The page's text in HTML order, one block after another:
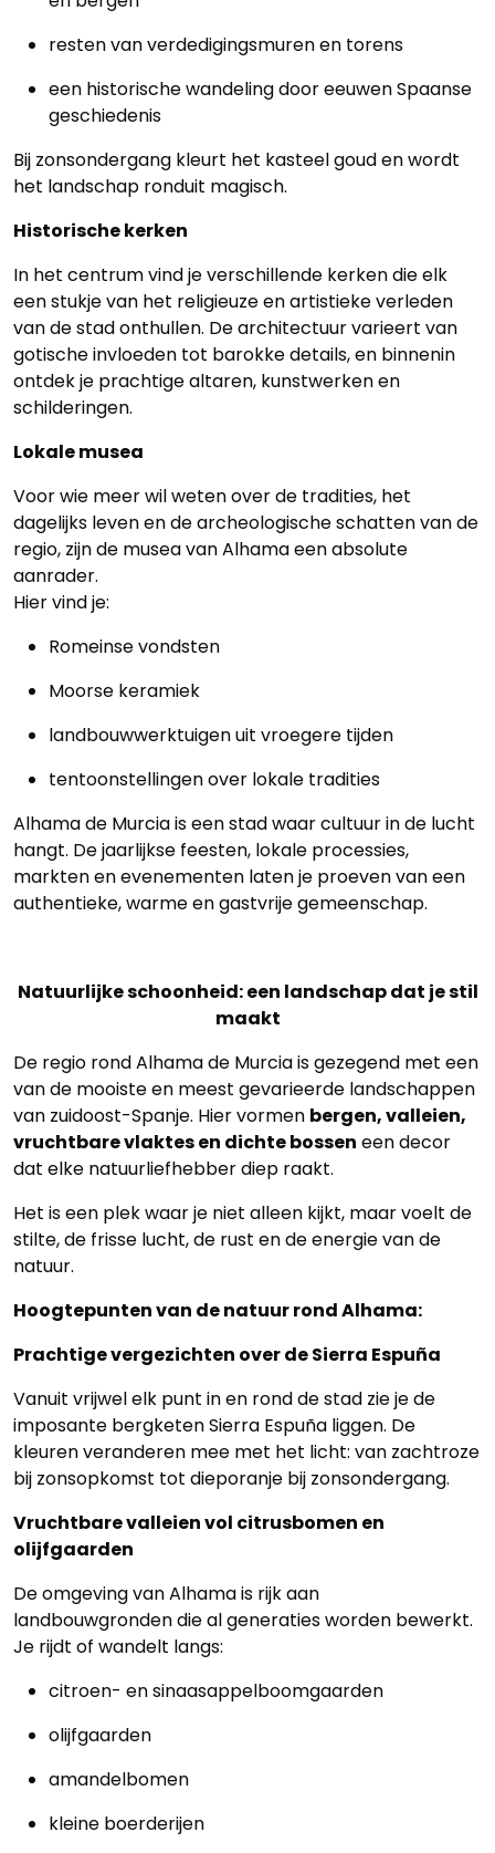
Home
Lopende
Alle
Over
ons
Ons
team
Ons
Onze
Contacteer
ons
Blog
resten van verdedigingsmuren en torens
een historische wandeling door eeuwen Spaanse
geschiedenis
Bij zonsondergang kleurt het kasteel goud en wordt
het landschap ronduit magisch.
Historische kerken
In het centrum vind je verschillende kerken die elk
een stukje van het religieuze en artistieke verleden
van de stad onthullen. De architectuur varieert van
gotische invloeden tot barokke details, en binnenin
ontdek je prachtige altaren, kunstwerken en
schilderingen.
Lokale musea
Voor wie meer wil weten over de tradities, het
dagelijks leven en de archeologische schatten van de
regio, zijn de musea van Alhama een absolute
aanrader.
Hier vind je:
Romeinse vondsten
Moorse keramiek
landbouwwerktuigen uit vroegere tijden
tentoonstellingen over lokale tradities
Alhama de Murcia is een stad waar cultuur in de lucht
hangt. De jaarlijkse feesten, lokale processies,
markten en evenementen laten je proeven van een
authentieke, warme en gastvrije gemeenschap.
Natuurlijke schoonheid: een landschap dat je stil
maakt
De regio rond Alhama de Murcia is gezegend met een
van de mooiste en meest gevarieerde landschappen
van zuidoost-Spanje. Hier vormen bergen, valleien,
vruchtbare vlaktes en dichte bossen een decor
dat elke natuurliefhebber diep raakt.
Het is een plek waar je niet alleen kijkt, maar voelt de
stilte, de frisse lucht, de rust en de energie van de
natuur.
Hoogtepunten van de natuur rond Alhama:
Prachtige vergezichten over de Sierra Espuña
Vanuit vrijwel elk punt in en rond de stad zie je de
imposante bergketen Sierra Espuña liggen. De
kleuren veranderen mee met het licht: van zachtroze
bij zonsopkomst tot dieporanje bij zonsondergang.
Vruchtbare valleien vol citrusbomen en
olijfgaarden
De omgeving van Alhama is rijk aan
landbouwgronden die al generaties worden bewerkt.
Je rijdt of wandelt langs:
citroen- en sinaasappelboomgaarden
olijfgaarden
amandelbomen
kleine boerderijen